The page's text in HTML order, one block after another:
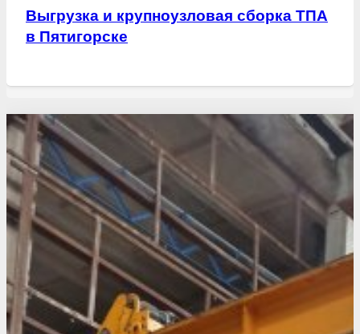
Выгрузка и крупноузловая сборка ТПА
в Пятигорске
Свежие статьи